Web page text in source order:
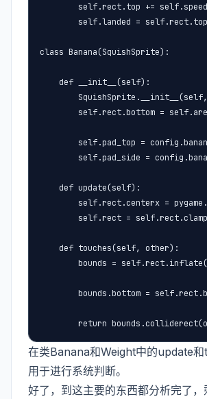
        self.rect.top += self.speed
self.landed =
class Banana(SquishSprite):
    def __init__(self):
self.rect.bottom =
self.pad_top =
self.pad_side =
    def update(self):
self.rect.centerx =
self.rect =
    def touches(self, other):
bounds =
bounds.bottom =
return
在类Banana和Weight中的update和
用于进行系统判断。
好了，到这主要的东西都分析完了